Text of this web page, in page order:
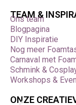
TEAM &
Ons team
Blogpagina
DIY Inspiratie
Nog meer
Carnaval met
Schmink &
Workshops &
ONZE